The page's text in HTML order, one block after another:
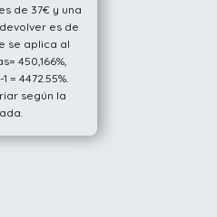
de 37€ y una
es de
se aplica al
450,166%,
= 4472.55%.
según la